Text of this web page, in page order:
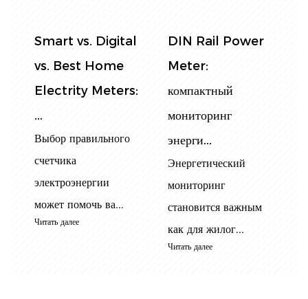
Управление
потреблением
электроэнергии:
выбор изме...
Точное измерение
потребления энергии
имеет важное
значени...
Читать далее
Однофазные
рельсовые
счетчики:
установка,
устранен...
Однофазные
электрические
счетчики DIN Rail
широко использ...
Читать далее